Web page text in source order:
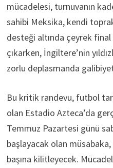
mücadelesi, turnuvanın
sahibi Meksika, kendi
desteği altında çeyrek
çıkarken, İngiltere’nin
zorlu deplasmanda
Bu kritik randevu, futbol
olan Estadio Azteca’da
Temmuz Pazartesi günü
başlayacak olan
başına kilitleyecek.